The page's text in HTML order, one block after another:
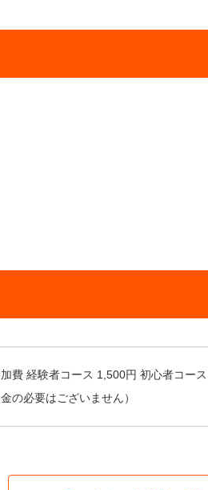
費 経験者コース 1,500円 初心者コー
の必要はございません）